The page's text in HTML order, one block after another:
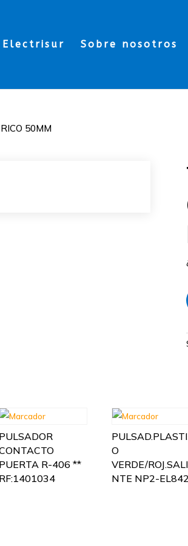
Electrisur Sobre nosotros
50MM
PULSADOR
PUERTA R-406 **
RF:1401034
O
VERDE/
NTE NP2-